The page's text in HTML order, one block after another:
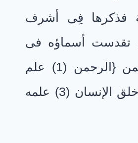
فذكرها فِى أشرف
تقدست أسماؤه فى
سورة الرحمن {الرحمن (1) علم
القرآن (2) خلق الإنسان (3) علمه